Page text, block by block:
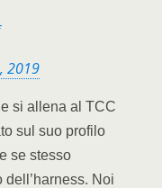
2019
si allena al TCC
sul suo profilo
se stesso
dell’harness. Noi